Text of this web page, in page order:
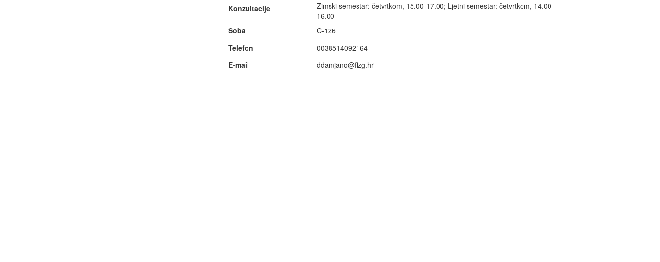
Konzultacije
Zimski semestar: četvrtkom, 15.00-17.00; Ljetni semestar: četvrtkom, 14.00-
16.00
Soba
C-126
Telefon
0038514092164
E-mail
ddamjano@ffzg.hr